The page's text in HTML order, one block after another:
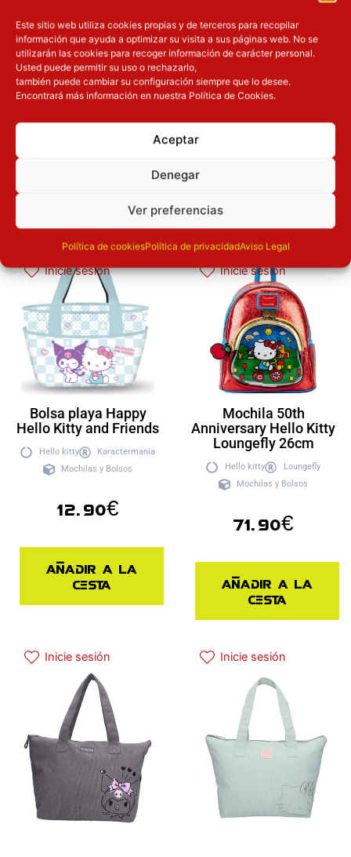
Este sitio web utiliza cookies propias y de terceros para recopilar
información que ayuda a optimizar su visita a sus páginas web. No se
utilizarán las cookies para recoger información de carácter personal.
Usted puede permitir su uso o rechazarlo,
también puede cambiar su configuración siempre que lo desee.
Encontrará más información en nuestra Política de Cookies.
Aceptar
Denegar
Ver preferencias
Política de cookiesPolítica de privacidadAviso Legal
Neceser Happy Hello
Kitty and Friends
Hello kitty
Karactermania
Complementos
Neceser Happy Hello
Kitty and Friends
Hello kitty
Karactermania
Complementos
Inicie sesión
Bolsa playa Happy
Hello Kitty and Friends
Hello kitty
Karactermania
Mochilas y Bolsos
12.90€
Añadir a la
cesta
Inicie sesión
Mochila 50th
Anniversary Hello Kitty
Loungefly 26cm
Hello kitty
Loungefly
Mochilas y Bolsos
71.90€
Añadir a la
cesta
Inicie sesión Inicie sesión